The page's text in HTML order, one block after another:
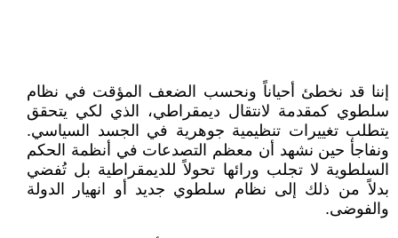
إننا قد نخطئ أحياناً ونحسب الضعف المؤقت في نظام
سلطوي كمقدمة لانتقال ديمقراطي، الذي لكي يتحقق
يتطلب تغييرات تنظيمية جوهرية في الجسد السياسي.
ونفاجأ حين نشهد أن معظم التصدعات في أنظمة الحكم
السلطوية لا تجلب ورائها تحولاً للديمقراطية بل تُفضي
بدلاً من ذلك إلى نظام سلطوي جديد أو انهيار الدولة
والفوضى.